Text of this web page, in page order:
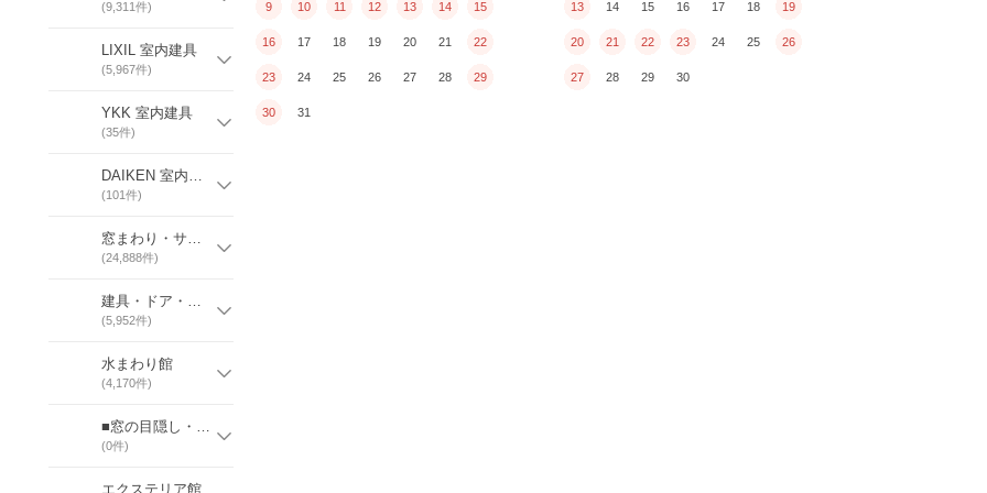
(9,311件)
LIXIL 室内建具
(5,967件)
YKK 室内建具
(35件)
DAIKEN 室内建具
(101件)
窓まわり・サッシ館
(24,888件)
建具・ドア・建材館
(5,952件)
水まわり館
(4,170件)
■窓の目隠し・日差し対策商品
(0件)
エクステリア館
9 10 11 12 13 14 15
16 17 18 19 20 21 22
23 24 25 26 27 28 29
30 31
13 14 15 16 17 18 19
20 21 22 23 24 25 26
27 28 29 30